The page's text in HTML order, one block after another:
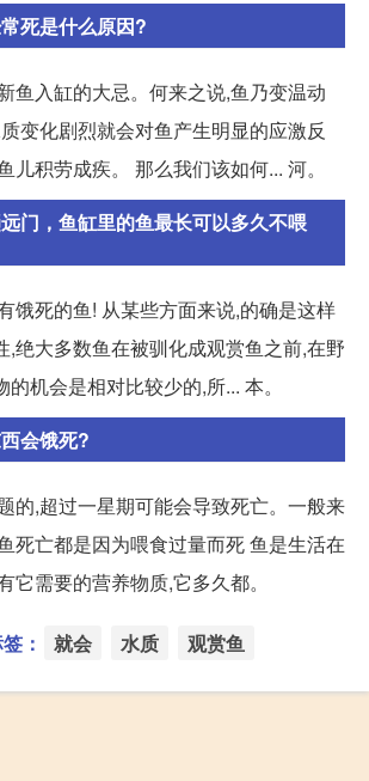
死是什么原因?
鱼入缸的大忌。何来之说,鱼乃变温动
变化剧烈就会对鱼产生明显的应激反
儿积劳成疾。 那么我们该如何... 河。
门，鱼缸里的鱼最长可以多久不喂
饿死的鱼! 从某些方面来说,的确是这样
,绝大多数鱼在被驯化成观赏鱼之前,在野
机会是相对比较少的,所... 本。
会饿死?
的,超过一星期可能会导致死亡。一般来
死亡都是因为喂食过量而死 鱼是生活在
它需要的营养物质,它多久都。
： 就会 水质 观赏鱼